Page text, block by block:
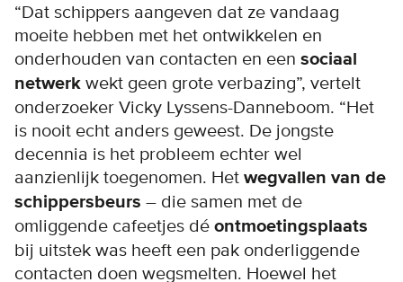
“Dat schippers aangeven dat ze vandaag
moeite hebben met het ontwikkelen en
onderhouden van contacten en een sociaal
netwerk wekt geen grote verbazing”, vertelt
onderzoeker Vicky Lyssens-Danneboom. “Het
is nooit echt anders geweest. De jongste
decennia is het probleem echter wel
aanzienlijk toegenomen. Het wegvallen van de
schippersbeurs – die samen met de
omliggende cafeetjes dé ontmoetingsplaats
bij uitstek was heeft een pak onderliggende
contacten doen wegsmelten. Hoewel het